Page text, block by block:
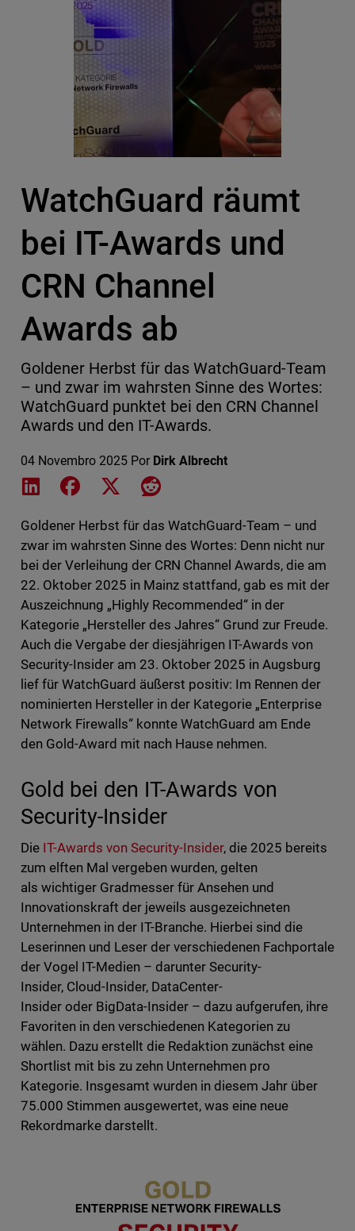
WatchGuard räumt
bei IT-Awards und
CRN Channel
Awards ab
Goldener Herbst für das WatchGuard-Team
– und zwar im wahrsten Sinne des Wortes:
WatchGuard punktet bei den CRN Channel
Awards und den IT-Awards.
04 Novembro 2025 Por Dirk Albrecht
Share on LinkedIn
Share on Facebook
Share on XShare on Reddit
Goldener Herbst für das WatchGuard-Team – und
zwar im wahrsten Sinne des Wortes: Denn nicht nur
bei der Verleihung der CRN Channel Awards, die am
22. Oktober 2025 in Mainz stattfand, gab es mit der
Auszeichnung „Highly Recommended“ in der
Kategorie „Hersteller des Jahres“ Grund zur Freude.
Auch die Vergabe der diesjährigen IT-Awards von
Security-Insider am 23. Oktober 2025 in Augsburg
lief für WatchGuard äußerst positiv: Im Rennen der
nominierten Hersteller in der Kategorie „Enterprise
Network Firewalls“ konnte WatchGuard am Ende
den Gold-Award mit nach Hause nehmen.
Gold bei den IT-Awards von
Security-Insider
Die IT-Awards von Security-Insider, die 2025 bereits
zum elften Mal vergeben wurden, gelten
als wichtiger Gradmesser für Ansehen und
Innovationskraft der jeweils ausgezeichneten
Unternehmen in der IT-Branche. Hierbei sind die
Leserinnen und Leser der verschiedenen Fachportale
der Vogel IT-Medien – darunter Security-
Insider, Cloud-Insider, DataCenter-
Insider oder BigData-Insider – dazu aufgerufen, ihre
Favoriten in den verschiedenen Kategorien zu
wählen. Dazu erstellt die Redaktion zunächst eine
Shortlist mit bis zu zehn Unternehmen pro
Kategorie. Insgesamt wurden in diesem Jahr über
75.000 Stimmen ausgewertet, was eine neue
Rekordmarke darstellt.